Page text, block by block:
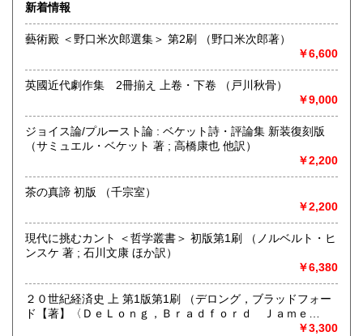
はじめまして、株式会社Wit tech 古書Upproと申します。読
み方は【カブシキガイシャ ウイットテック】 【コショ
アプロ】です。どうぞよろしくお願いいたします。
◆インターネット注文が難しい方へ◆
基本的に『日本の古本屋』サイトからのご注文で承ります
も対応致します。
【FAX 】 044－455-7785
新着情報
藝術殿 ＜野口米次郎選集＞ 第2刷 （野口米次郎著）
￥6,600
英國近代劇作集 2冊揃え 上卷・下卷 （戸川秋骨）
￥9,000
ジョイス論/プルースト論 : ベケット詩・評論集 新装復刻版
（サミュエル・ベケット 著 ; 高橋康也 他訳）
￥2,200
茶の真諦 初版 （千宗室）
￥2,200
現代に挑むカント ＜哲学叢書＞ 初版第1刷 （ノルベルト・ヒ
ンスケ 著 ; 石川文康 ほか訳）
￥6,380
２０世紀経済史 上 第1版第1刷 （デロング，ブラッドフォー
ド【著】〈ＤｅＬｏｎｇ，Ｂｒａｄｆｏｒｄ Ｊａｍｅ
￥3,300